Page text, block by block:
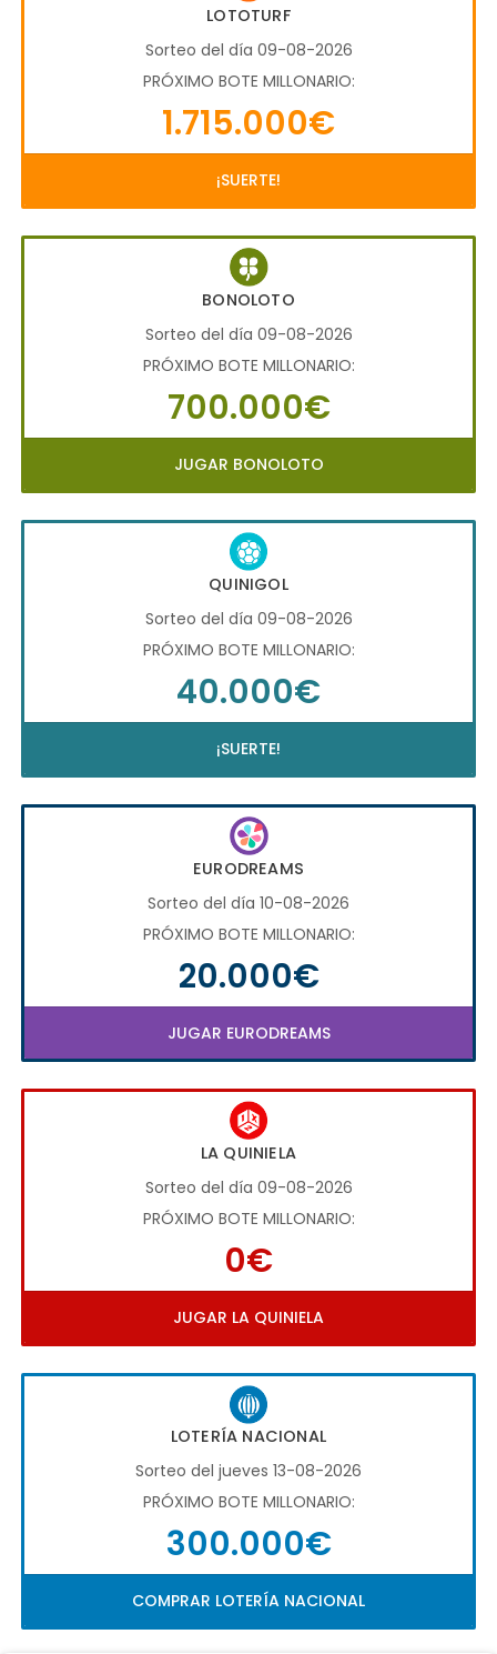
LOTOTURF
Sorteo del día 09-08-2026
PRÓXIMO BOTE MILLONARIO:
1.715.000€
¡SUERTE!
BONOLOTO
Sorteo del día 09-08-2026
PRÓXIMO BOTE MILLONARIO:
700.000€
JUGAR BONOLOTO
QUINIGOL
Sorteo del día 09-08-2026
PRÓXIMO BOTE MILLONARIO:
40.000€
¡SUERTE!
EURODREAMS
Sorteo del día 10-08-2026
PRÓXIMO BOTE MILLONARIO:
20.000€
JUGAR EURODREAMS
LA QUINIELA
Sorteo del día 09-08-2026
PRÓXIMO BOTE MILLONARIO:
0€
JUGAR LA QUINIELA
LOTERÍA NACIONAL
Sorteo del jueves 13-08-2026
PRÓXIMO BOTE MILLONARIO:
300.000€
COMPRAR LOTERÍA NACIONAL